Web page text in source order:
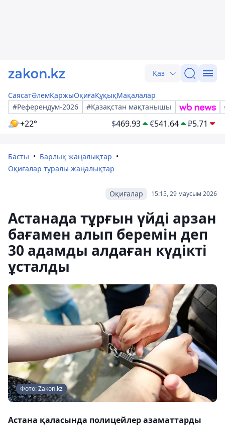
Қаз
СаясатӘлемҚаржыОқиғаҚұқықМақалалар
#Референдум-2026
#Қазақстан мақтанышы
+22° $469.93 €541.64 ₽5.71
Басты
Барлық жаңалықтар
Оқиғалар туралы жаңалықтар
15:15, 29 маусым 2026
Оқиғалар
Астанада тұрғын үйді арзан
бағамен алып беремін деп
30 адамды алдаған күдікті
ұсталды
Фото: Zakon.kz
Астана қаласында полицейлер азаматтарды